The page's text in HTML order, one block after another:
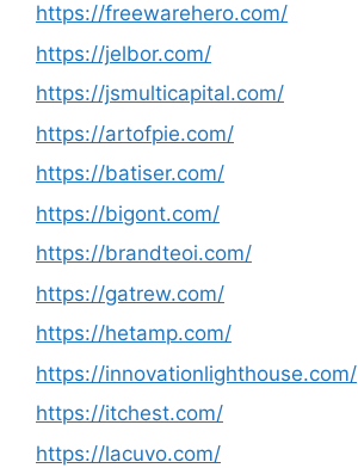
https://freewarehero.com/
https://jelbor.com/
https://jsmulticapital.com/
https://artofpie.com/
https://batiser.com/
https://bigont.com/
https://brandteoi.com/
https://gatrew.com/
https://hetamp.com/
https://innovationlighthouse.com/
https://itchest.com/
https://lacuvo.com/